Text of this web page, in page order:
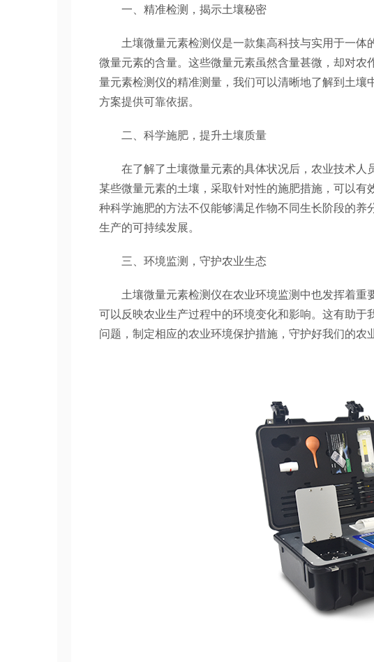
一、精准检测，揭示土壤秘密
土壤微量元素检测仪是一款集高科技与实用于一体
微量元素的含量。这些微量元素虽然含量甚微，却对
量元素检测仪的精准测量，我们可以清晰地了解到土
方案提供可靠依据。
二、科学施肥，提升土壤质量
在了解了土壤微量元素的具体状况后，农业技术人
某些微量元素的土壤，采取针对性的施肥措施，可以
种科学施肥的方法不仅能够满足作物不同生长阶段的
生产的可持续发展。
三、环境监测，守护农业生态
土壤微量元素检测仪在农业环境监测中也发挥着重
可以反映农业生产过程中的环境变化和影响。这有助
问题，制定相应的农业环境保护措施，守护好我们的农